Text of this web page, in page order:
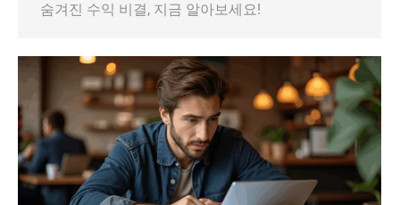
숨겨진 수익 비결, 지금 알아보세요!